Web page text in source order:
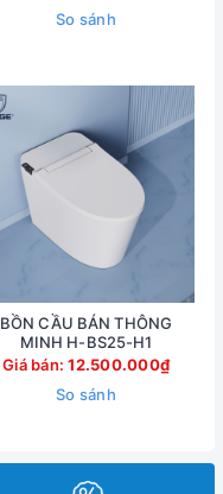
So sánh
BỒN CẦU BÁN THÔNG
MINH H-BS25-H1
Giá bán:12.500.000₫
So sánh